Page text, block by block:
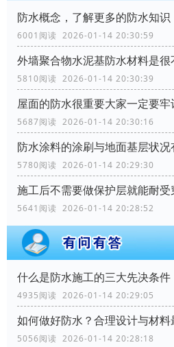
防水概念，了解更多的防水知识
6001阅读 2026-01-14 20:30:59
外墙聚合物水泥基防水材料是
5810阅读 2026-01-14 20:30:39
屋面的防水很重要大家一定要牢
5687阅读 2026-01-14 20:30:16
防水涂料的涂刷与地面基层状
5780阅读 2026-01-14 20:29:30
施工后不需要做保护层就能耐受
5641阅读 2026-01-14 20:28:52
什么是防水施工的三大先决条件
4935阅读 2026-01-14 20:29:05
如何做好防水？合理设计与材料
5056阅读 2026-01-14 20:28:18